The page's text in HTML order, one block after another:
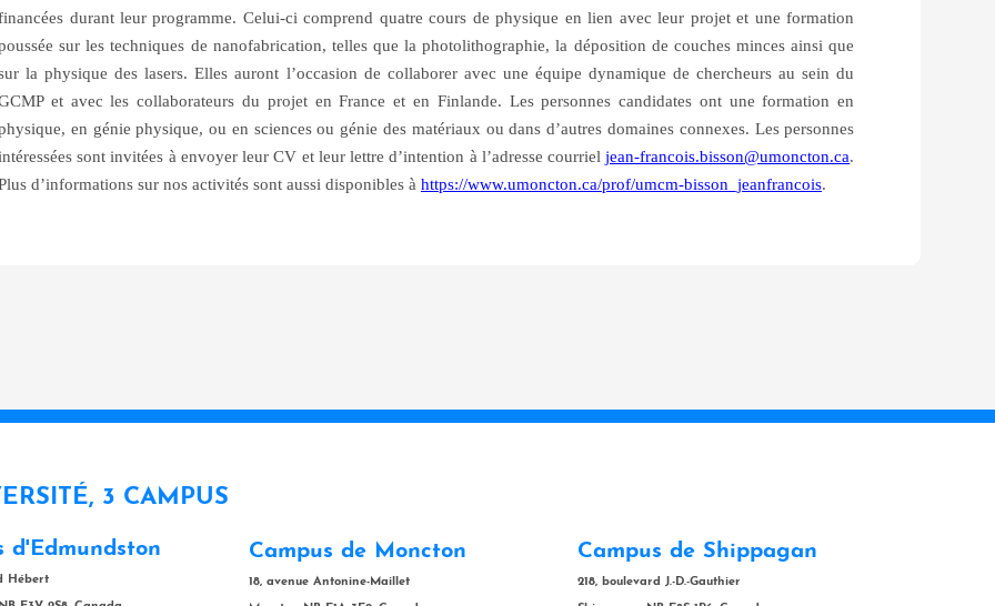
durant leur programme. Celui-ci comprend quatre cours de physique en lien avec leur projet et une formation
sur les techniques de nanofabrication, telles que la photolithographie, la déposition de couches minces ainsi que
la physique des lasers. Elles auront l’occasion de collaborer avec une équipe dynamique de chercheurs au sein du
et avec les collaborateurs du projet en France et en Finlande. Les personnes candidates ont une formation en
en génie physique, ou en sciences ou génie des matériaux ou dans d’autres domaines connexes. Les personnes
sont invitées à envoyer leur CV et leur lettre d’intention à l’adresse courrieljean-francois.bisson@umoncton.ca.
d’informations sur nos activités sont aussi disponibles àhttps://www.umoncton.ca/prof/umcm-bisson_jeanfrancois.
3 CAMPUS
d'Edmundston
Hébert
Campus de Moncton
18, avenue Antonine-Maillet
Campus de Shippagan
218, boulevard J.-D.-Gauthier